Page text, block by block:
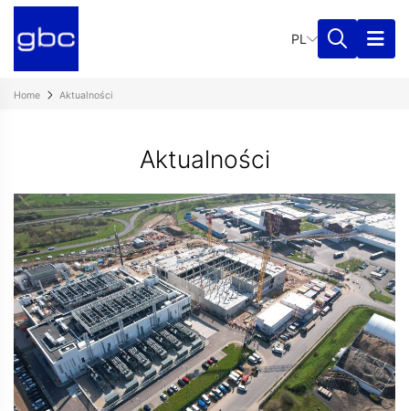
PL
Home Aktualności
Aktualności